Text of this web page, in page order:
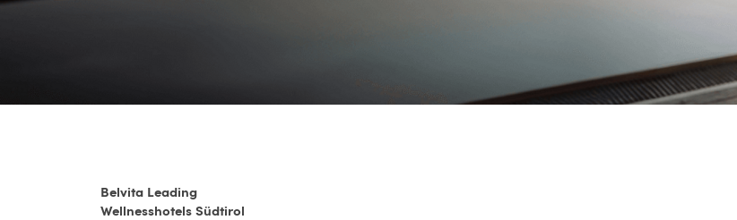
Belvita Leading
Wellnesshotels Südtirol